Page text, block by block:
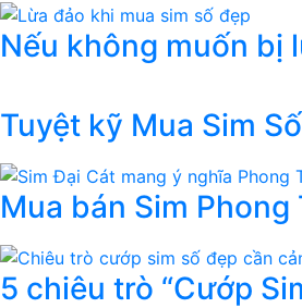
Nếu không muốn bị
Tuyệt kỹ Mua Sim
Mua bán Sim Phong
5 chiêu trò “Cướp